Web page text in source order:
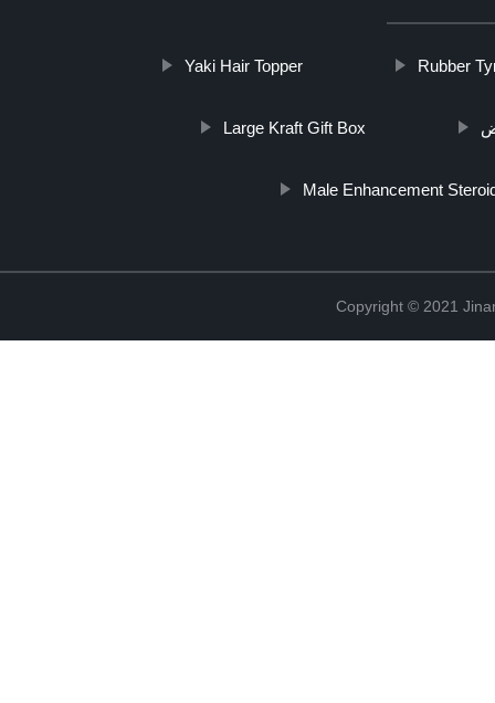
Yaki Hair Topper Rubber
Large Kraft Gift Box
Male Enhancement
Copyright © 2021